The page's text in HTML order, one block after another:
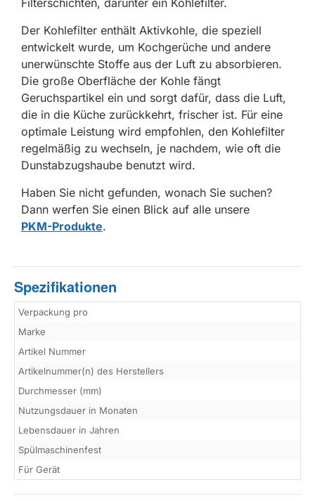
Filterschichten, darunter ein Kohlefilter.
Der Kohlefilter enthält Aktivkohle, die speziell
entwickelt wurde, um Kochgerüche und andere
unerwünschte Stoffe aus der Luft zu absorbieren.
Die große Oberfläche der Kohle fängt
Geruchspartikel ein und sorgt dafür, dass die Luft,
die in die Küche zurückkehrt, frischer ist. Für eine
optimale Leistung wird empfohlen, den Kohlefilter
regelmäßig zu wechseln, je nachdem, wie oft die
Dunstabzugshaube benutzt wird.
Haben Sie nicht gefunden, wonach Sie suchen?
Dann werfen Sie einen Blick auf alle unsere
PKM-Produkte.
Spezifikationen
Verpackung pro
Marke
Artikel Nummer
Artikelnummer(n) des Herstellers
Durchmesser (mm)
Nutzungsdauer in Monaten
Lebensdauer in Jahren
Spülmaschinenfest
Für Gerät